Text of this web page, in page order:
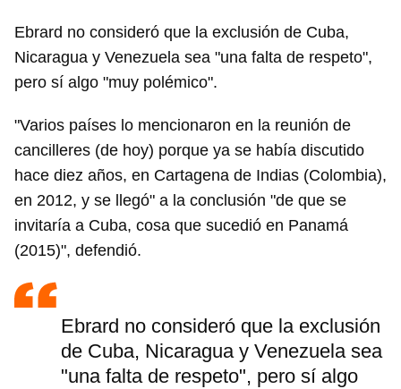
INICIAR SESIÓN CANCELAR
Ebrard no consideró que la exclusión de Cuba,
Nicaragua y Venezuela sea "una falta de respeto",
pero sí algo "muy polémico".
"Varios países lo mencionaron en la reunión de
cancilleres (de hoy) porque ya se había discutido
hace diez años, en Cartagena de Indias (Colombia),
en 2012, y se llegó" a la conclusión "de que se
invitaría a Cuba, cosa que sucedió en Panamá
(2015)", defendió.
Ebrard no consideró que la exclusión
de Cuba, Nicaragua y Venezuela sea
"una falta de respeto", pero sí algo